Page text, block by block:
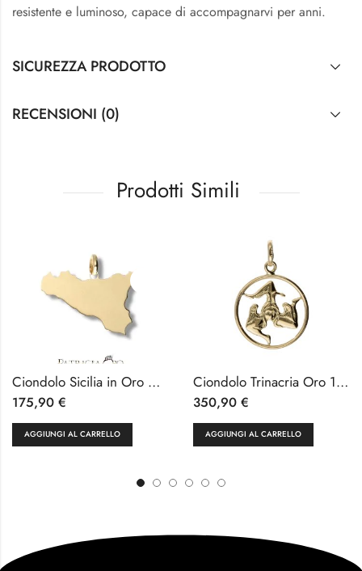
resistente e luminoso, capace di accompagnarvi per anni.
SICUREZZA PRODOTTO
RECENSIONI (0)
Prodotti Simili
Ciondolo Sicilia in Oro Giallo 18k — Ref. CDSog64
175,90 €
AGGIUNGI AL CARRELLO
Ciondolo Trinacria Oro 18k Giallo
350,90 €
AGGIUNGI AL CARRELLO